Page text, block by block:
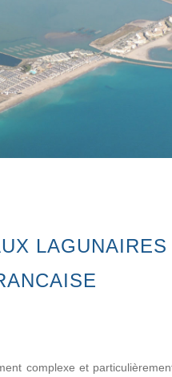
LAGUNAIRES
complexe et